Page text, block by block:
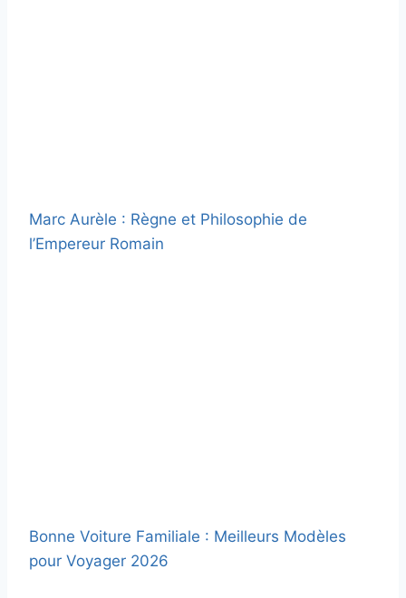
Marc Aurèle : Règne et Philosophie de
l’Empereur Romain
Bonne Voiture Familiale : Meilleurs Modèles
pour Voyager 2026